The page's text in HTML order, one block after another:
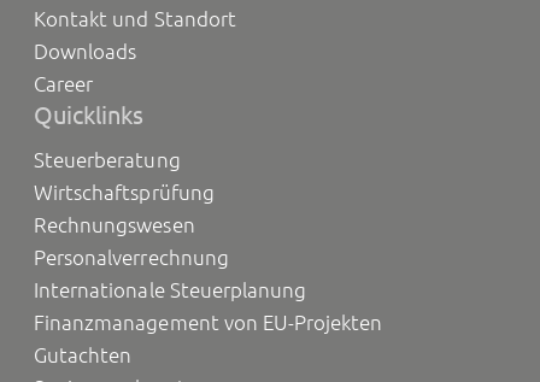
Kontakt und Standort
Downloads
Career
Quicklinks
Steuerberatung
Wirtschaftsprüfung
Rechnungswesen
Personalverrechnung
Internationale Steuerplanung
Finanzmanagement von EU-Projekten
Gutachten